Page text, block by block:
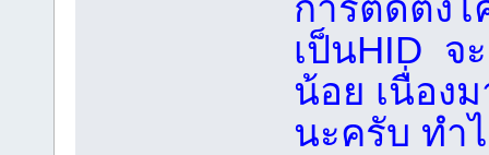
เป็นHID จ
น้อย เนื่อง
นะครับ ทำ